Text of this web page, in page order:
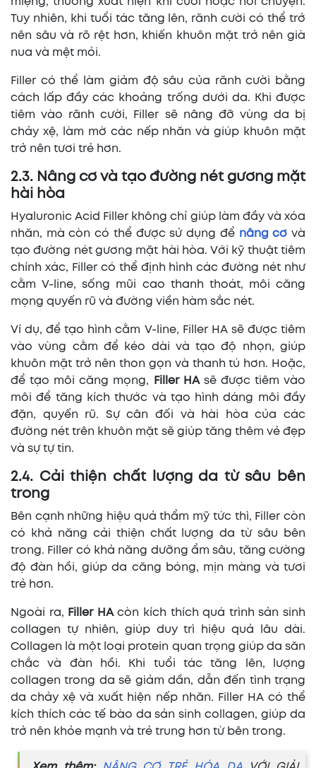
Tuy nhiên, khi tuổi tác tăng lên, rãnh cười có thể trở
nên sâu và rõ rệt hơn, khiến khuôn mặt trở nên già
nua và mệt mỏi.
Filler có thể làm giảm độ sâu của rãnh cười bằng
cách lấp đầy các khoảng trống dưới da. Khi được
tiêm vào rãnh cười, Filler sẽ nâng đỡ vùng da bị
chảy xệ, làm mờ các nếp nhăn và giúp khuôn mặt
trở nên tươi trẻ hơn.
2.3. Nâng cơ và tạo đường nét gương mặt
hài hòa
Hyaluronic Acid Filler không chỉ giúp làm đầy và xóa
nhăn, mà còn có thể được sử dụng để nâng cơ và
tạo đường nét gương mặt hài hòa. Với kỹ thuật tiêm
chính xác, Filler có thể định hình các đường nét như
cằm V-line, sống mũi cao thanh thoát, môi căng
mọng quyến rũ và đường viền hàm sắc nét.
Ví dụ, để tạo hình cằm V-line, Filler HA sẽ được tiêm
vào vùng cằm để kéo dài và tạo độ nhọn, giúp
khuôn mặt trở nên thon gọn và thanh tú hơn. Hoặc,
để tạo môi căng mọng, Filler HAsẽ được tiêm vào
môi để tăng kích thước và tạo hình dáng môi đầy
đặn, quyến rũ. Sự cân đối và hài hòa của các
đường nét trên khuôn mặt sẽ giúp tăng thêm vẻ đẹp
và sự tự tin.
2.4. Cải thiện chất lượng da từ sâu bên
trong
Bên cạnh những hiệu quả thẩm mỹ tức thì, Filler còn
có khả năng cải thiện chất lượng da từ sâu bên
trong. Filler có khả năng dưỡng ẩm sâu, tăng cường
độ đàn hồi, giúp da căng bóng, mịn màng và tươi
trẻ hơn.
Ngoài ra, Filler HAcòn kích thích quá trình sản sinh
collagen tự nhiên, giúp duy trì hiệu quả lâu dài.
Collagen là một loại protein quan trọng giúp da săn
chắc và đàn hồi. Khi tuổi tác tăng lên, lượng
collagen trong da sẽ giảm dần, dẫn đến tình trạng
da chảy xệ và xuất hiện nếp nhăn. Filler HA có thể
kích thích các tế bào da sản sinh collagen, giúp da
trở nên khỏe mạnh và trẻ trung hơn từ bên trong.